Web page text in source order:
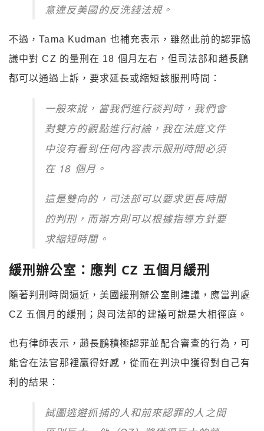
意違反美國的反洗錢法規。
不過，Tama Kudman 也補充表示，雖然此前的認罪協
議中對 CZ 的量刑在 18 個月左右，但司法部和趙長鵬
都可以通過上訴，要求延長或縮短該服刑時間：
一般來說，當我們進行談判時，我們會
對雙方的觀點進行討論，我在法庭文件
中沒有看到任何內容表示服刑時間必須
在 18 個月。
這是雙向的，司法部可以要求更長時間
的判刑，而辯方則可以根據指導方針要
求縮短時間。
緩刑辦公室：應判 CZ 五個月緩刑
隨著判刑時間逼近，美國緩刑辦公室則建議，應當判處
CZ 五個月的緩刑；與司法部的建議可說是大相徑庭。
也有律師表示，趙長鵬積極認罪並配合審查的行為，可
能會在法官那裡贏得好感，從而在判決中獲得對自己有
利的結果：
試圖逃避抓捕的人和前來認罪的人之間